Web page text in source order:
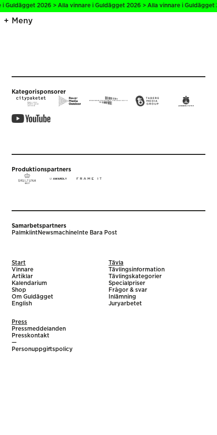
Guldägget 2026 > Alla vinnare i Guldägget 2026 > Alla vinnare i
Meny
Kategorisponsorer
Produktionspartners
Samarbetspartners
PalmklintNewsmachine Inte Bara Post
Start
Vinnare
Artiklar
Kalendarium
Shop
Om Guldägget
English
Tävla
Tävlingsinformation
Tävlingskategorier
Specialpriser
Frågor & svar
Inlämning
Juryarbetet
Press
Pressmeddelanden
Presskontakt
—
Personuppgiftspolicy